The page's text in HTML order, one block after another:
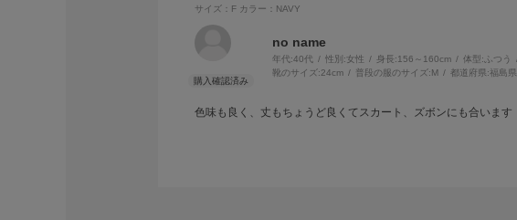
サイズ：F カラー：NAVY
no name
年代:40代 性別:女性 身長:156～160cm 体型: ふつう
靴のサイズ:24cm 普段の服のサイズ:M 都道府県:福島県
色味も良く、丈もちょうど良くてスカート、ズボンにも合います